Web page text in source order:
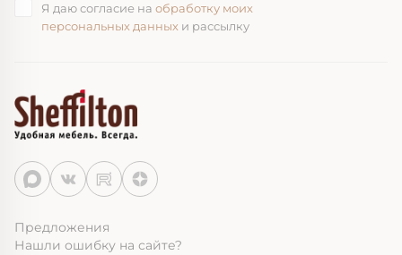
Я даю согласие на обработку моих
персональных данных и рассылку
Предложения
Нашли ошибку на сайте?